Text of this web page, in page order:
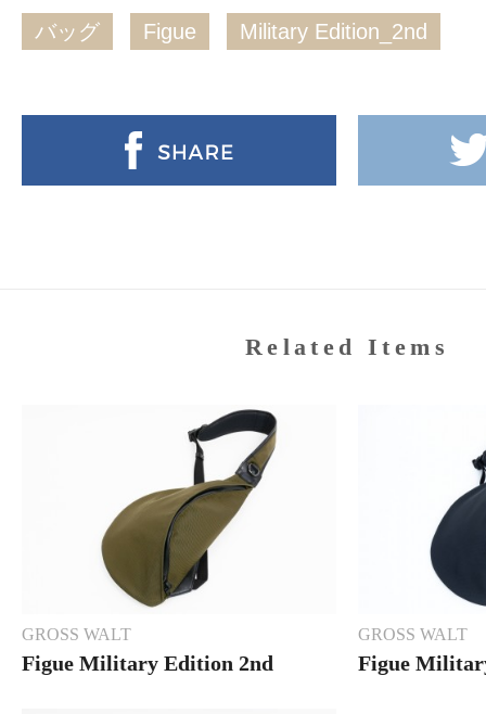
バッグ Figue Military Edition_2nd
Related Items
GROSS WALT
Figue Military Edition 2nd
GROSS WALT
Figue